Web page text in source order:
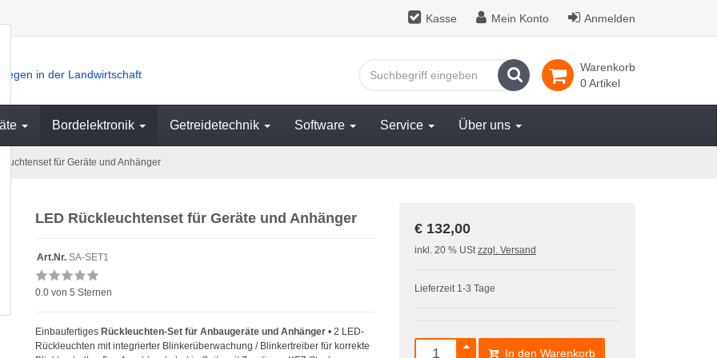
Kasse Mein Konto Anmelden
in der Landwirtschaft
Warenkorb
0 Artikel
Suchen
Bordelektronik Getreidetechnik Software Service Über uns
für Geräte und Anhänger
€ 132,00
inkl. 20 % UStzzgl. Versand
Lieferzeit 1-3 Tage
In den Warenkorb
LED Rückleuchtenset für Geräte und Anhänger
Art.Nr. SA-SET1
0.0 von 5 Sternen
Einbaufertiges Rückleuchten-Set für Anbaugeräte und Anhänger • 2 LED-
Rückleuchten mit integrierter Blinkerüberwachung / Blinkertreiber für korrekte